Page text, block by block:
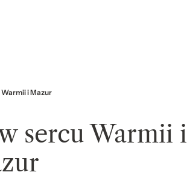
i Mazur
sercu Warmii i